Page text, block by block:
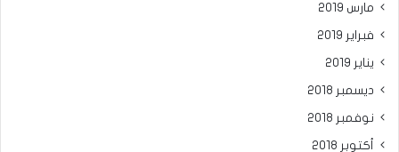
مارس 2019
فبراير 2019
يناير 2019
ديسمبر 2018
نوفمبر 2018
أكتوبر 2018